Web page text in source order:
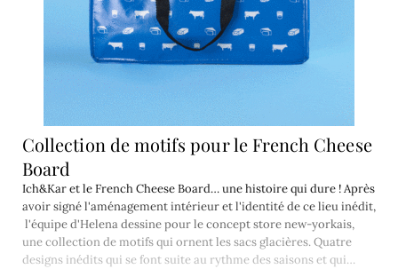
Collection de motifs pour le French Cheese
Board
Ich&Kar et le French Cheese Board… une histoire qui dure ! Après
avoir signé l'aménagement intérieur et l'identité de ce lieu inédit,
l'équipe d'Helena dessine pour le concept store new-yorkais,
une collection de motifs qui ornent les sacs glacières. Quatre
designs inédits qui se font suite au rythme des saisons et qui…